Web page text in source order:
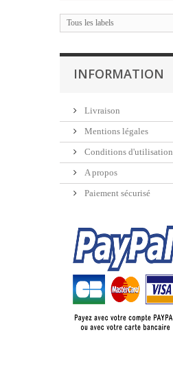
Tous les labels
INFORMATION
Livraison
Mentions légales
Conditions d'utilisation
A propos
Paiement sécurisé